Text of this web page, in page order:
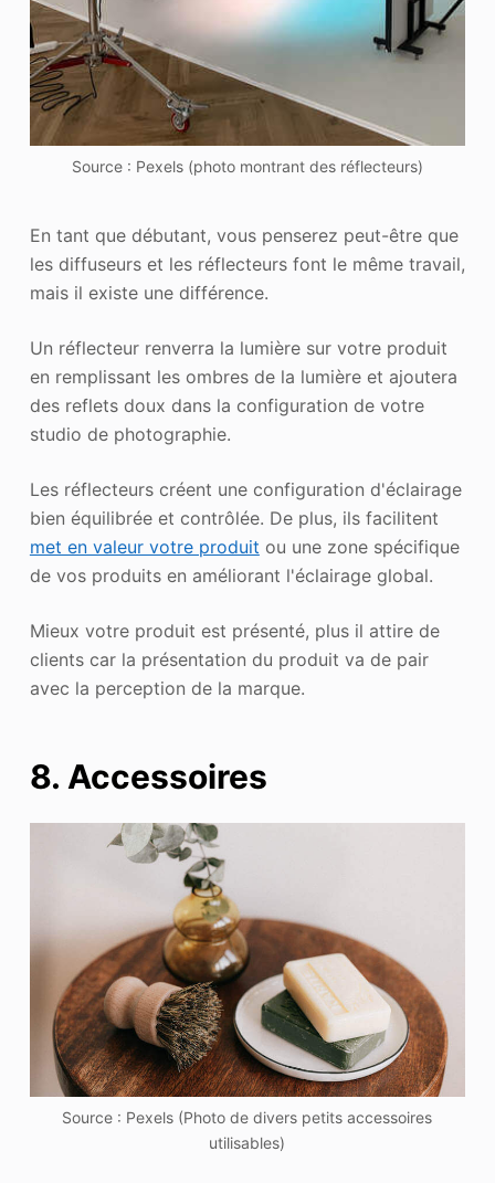
Source : Pexels (photo montrant des réflecteurs)
En tant que débutant, vous penserez peut-être que
les diffuseurs et les réflecteurs font le même travail,
mais il existe une différence.
Un réflecteur renverra la lumière sur votre produit
en remplissant les ombres de la lumière et ajoutera
des reflets doux dans la configuration de votre
studio de photographie.
Les réflecteurs créent une configuration d'éclairage
bien équilibrée et contrôlée. De plus, ils facilitent
met en valeur votre produit ou une zone spécifique
de vos produits en améliorant l'éclairage global.
Mieux votre produit est présenté, plus il attire de
clients car la présentation du produit va de pair
avec la perception de la marque.
8. Accessoires
Source : Pexels (Photo de divers petits accessoires
utilisables)